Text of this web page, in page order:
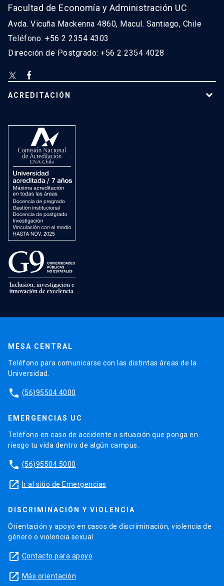
Facultad de Economía y Administración UC
Avda. Vicuña Mackenna 4860, Macul. Santiago, Chile
Teléfono: +56 2 2354 4303
Dirección de Postgrado: +56 2 2354 4028
ACREDITACIÓN
MESA CENTRAL
Teléfono para comunicarse con las distintas áreas de la
Universidad.
phone (56)95504 4000
EMERGENCIAS UC
Teléfono en caso de accidente o situación que ponga en
riesgo tu vida dentro de algún campus.
phone (56)95504 5000
launch Ir al sitio de Emergencias
DISCRIMINACIÓN Y VIOLENCIA
Orientación y apoyo en casos de discriminación, violencia de
género o violencia sexual.
launch Contacto para apoyo
launch Más orientación